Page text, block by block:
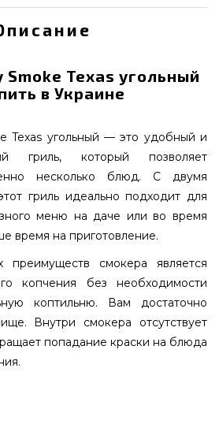
Smoke Texas угольный
в Украине
Texas угольный — это удобный и
гриль, который позволяет
несколько блюд. С двумя
гриль идеально подходит для
меню на даче или во время
время на приготовление.
смокера является
копчения без необходимости
коптильню. Вам достаточно
Внутри смокера отсутствует
попадание краски на блюда